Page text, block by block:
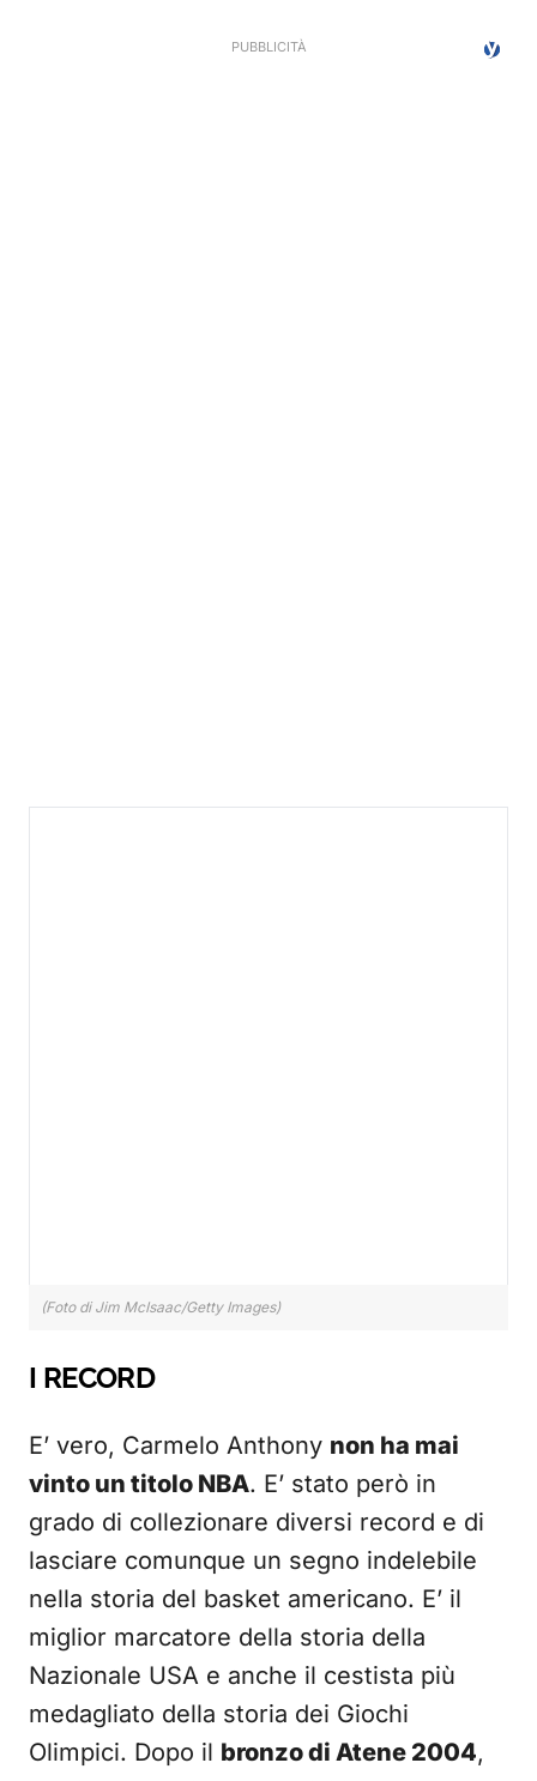
(Foto di Jim McIsaac/Getty Images)
I RECORD
E’ vero, Carmelo Anthony non ha mai
vinto un titolo NBA. E’ stato però in
grado di collezionare diversi record e di
lasciare comunque un segno indelebile
nella storia del basket americano. E’ il
miglior marcatore della storia della
Nazionale USA e anche il cestista più
medagliato della storia dei Giochi
Olimpici. Dopo il bronzo di Atene 2004,